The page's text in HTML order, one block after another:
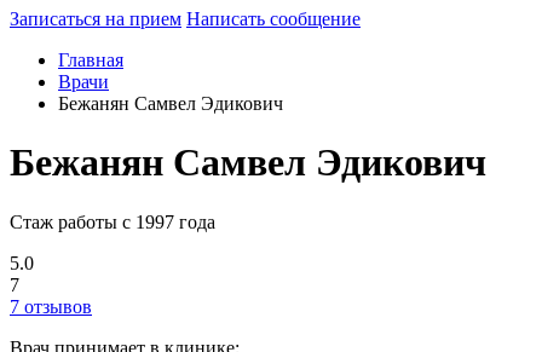
Записаться на прием Написать сообщение
Главная
Врачи
Бежанян Самвел Эдикович
Бежанян Самвел Эдикович
Стаж работы с 1997 года
5.0
7
7 отзывов
Врач принимает в клинике: